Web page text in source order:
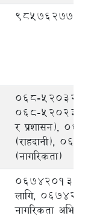
9857627777
068-520322
068-520233
र प्रशासन),
(राहदानी),
(नागरिकता)
067420134
लागि,
नागरिकता